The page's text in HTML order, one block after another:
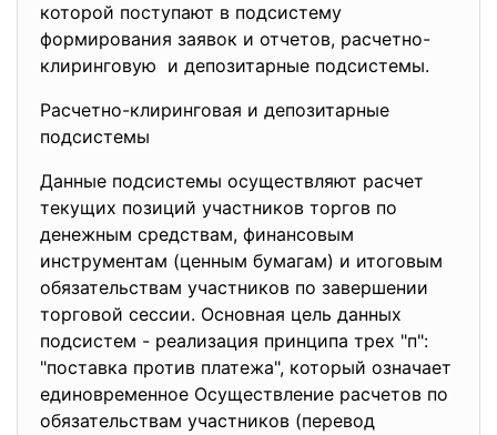
которой поступают в подсистему
формирования заявок и отчетов, расчетно-
клиринговую и депозитарные подсистемы.
Расчетно-клиринговая и депозитарные
подсистемы
Данные подсистемы осуществляют расчет
текущих позиций участников торгов по
денежным средствам, финансовым
инструментам (ценным бумагам) и итоговым
обязательствам участников по завершении
торговой сессии. Основная цель данных
подсистем - реализация принципа трех "п":
"поставка против платежа", который означает
единовременное Осуществление расчетов по
обязательствам участников (перевод